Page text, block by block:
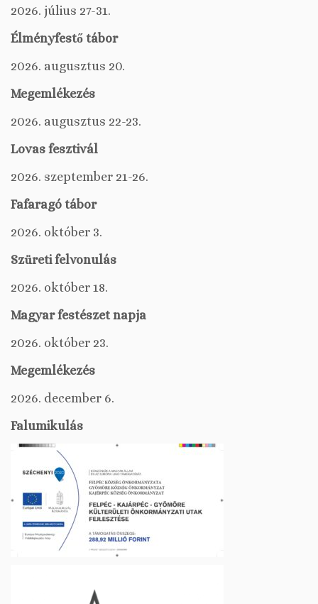
2026. július 27-31.
Élményfestő tábor
2026. augusztus 20.
Megemlékezés
2026. augusztus 22-23.
Lovas fesztivál
2026. szeptember 21-26.
Fafaragó tábor
2026. október 3.
Szüreti felvonulás
2026. október 18.
Magyar festészet napja
2026. október 23.
Megemlékezés
2026. december 6.
Falumikulás